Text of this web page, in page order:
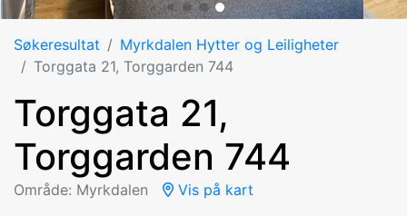
Søkeresultat
Myrkdalen Hytter og Leiligheter
Torggata 21, Torggarden 744
Torggata 21,
Torggarden 744
Område: Myrkdalen Vis på kart